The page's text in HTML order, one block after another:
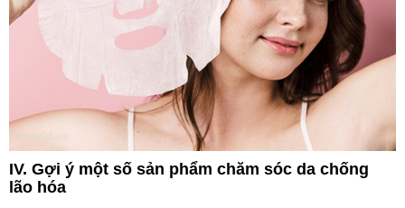
IV. Gợi ý một số sản phẩm chăm sóc da chống
lão hóa